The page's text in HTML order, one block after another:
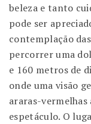
beleza e tanto
pode ser
contemplação
percorrer uma
e 160 metros de
onde uma visão
araras-
espetáculo. O